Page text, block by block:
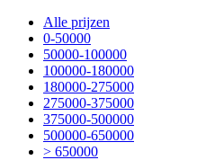
Alle prijzen
0-50000
50000-100000
100000-180000
180000-275000
275000-375000
375000-500000
500000-650000
> 650000